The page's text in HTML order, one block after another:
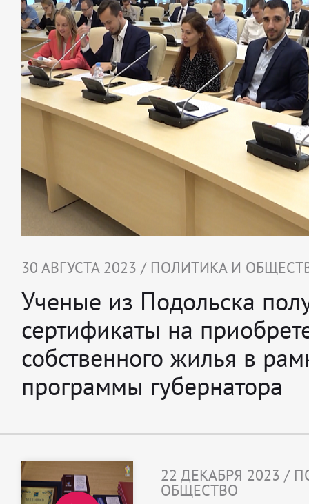
30 АВГУСТА 2023 / ПОЛИТИКА И
Ученые из Подольска
сертификаты на
собственного жилья в
программы губернатора
22 ДЕКАБРЯ 2023 /
ОБЩЕСТВО